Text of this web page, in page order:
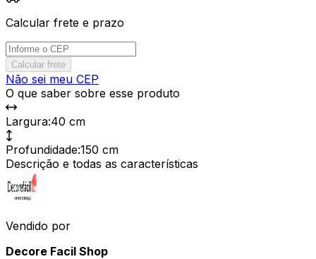
Calcular frete e prazo
Calcular frete
Não sei meu CEP
O que saber sobre esse produto
Largura:40 cm
Profundidade:150 cm
Descrição e todas as características
Vendido por
Decore Facil Shop